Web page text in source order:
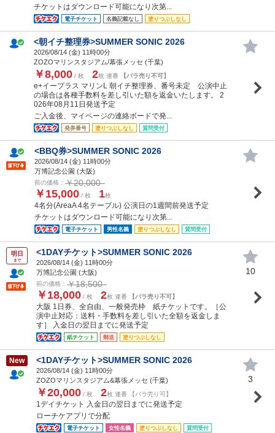
チケットはダウンロード可能になり次第...
電子チケット 名義記載なし 塗りつぶしなし
<朝イチ整理券>SUMMER SONIC 2026
2026/08/14 (金) 11時00分
ZOZOマリンスタジアム/幕張メッセ (千葉)
￥8,000 / 枚 2枚 連番 【バラ売り不可】
e+イープラス マリンL 朝イチ整理券、番号未定 公演中止
の場合は各種手数料を差し引いた額を返金いたします。 2
026年08月11日発送予定
ご入金後、マイページの連絡ボードで発...
発券番号 塗りつぶしなし 質問受付
<BBQ券>SUMMER SONIC 2026
2026/08/14 (金) 11時00分
万博記念公園 (大阪)
前の価格： ￥20,000
￥15,000 / 枚 1枚
4名分(AreaA 4名テーブル) 公演日の1週間前発送予定
チケットはダウンロード可能になり次第...
電子チケット 男性名義 塗りつぶしなし 質問受付
明日
まで
<1DAYチケット>SUMMER SONIC 2026
2026/08/14 (金) 11時00分
万博記念公園 (大阪)
前の価格： ￥18,500
￥18,000 / 枚 2枚 連番 【バラ売り不可】
大阪 1日券、全自由、一般発売枠 紙チケットです。［公
演中止対応：送料・手数料を差し引いた全額を返金しま
す］ 入金日の翌日までに発送予定
紙チケット 郵送 塗りつぶしなし
10
New <1DAYチケット>SUMMER SONIC 2026
2026/08/14 (金) 11時00分
ZOZOマリンスタジアム&幕張メッセ (千葉)
￥20,000 / 枚 2枚 連番 【バラ売り可】
1デイチケット 入金日の翌日までに発送予定
ローチケアプリで分配
電子チケット 女性名義 塗りつぶしなし 質問受付
3